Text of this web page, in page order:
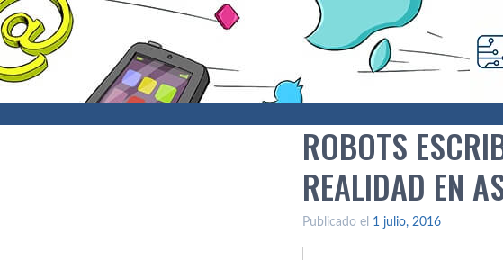
ROBOTS
REALIDAD EN
Publicado el 1 julio, 2016